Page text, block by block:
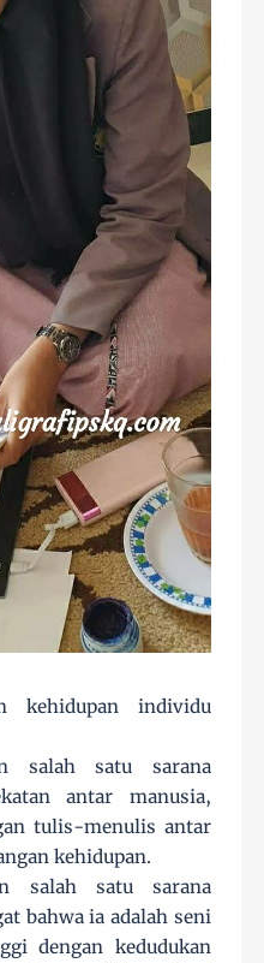
kehidupan individu
salah satu sarana
antar manusia,
tulis-menulis antar
kehidupan.
salah satu sarana
bahwa ia adalah seni
dengan kedudukan